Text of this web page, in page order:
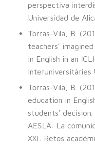
perspectiva
Universidad de
Torras-Vila, B.
teachers’
in English in an
Interuniversitàries
Torras-Vila, B.
education in
students’
AESLA: La
XXI: Retos